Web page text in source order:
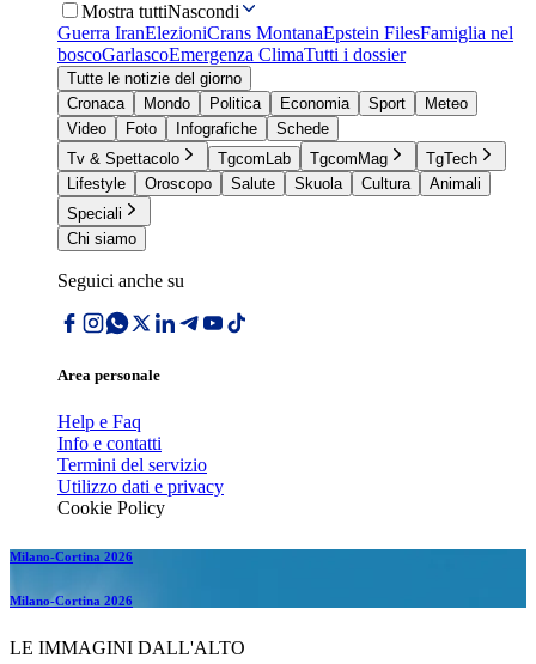
Mostra tuttiNascondi
Guerra IranElezioniCrans MontanaEpstein FilesFamiglia nel
boscoGarlascoEmergenza ClimaTutti i dossier
Tutte le notizie del giorno
Cronaca
Mondo Politica Economia Sport
Meteo
Video
Foto Infografiche
Schede
Tv & Spettacolo
TgcomLab TgcomMag
TgTech
Lifestyle
Oroscopo Salute Skuola Cultura
Animali
Speciali
Chi siamo
Seguici anche su
Area personale
Help e Faq
Info e contatti
Termini del servizio
Utilizzo dati e privacy
Cookie Policy
Milano-Cortina 2026
Milano-Cortina 2026
LE IMMAGINI DALL'ALTO